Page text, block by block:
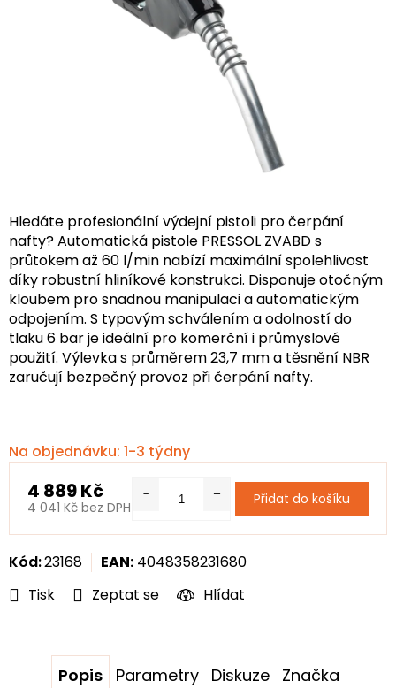
Hledáte profesionální výdejní pistoli pro čerpání
nafty? Automatická pistole PRESSOL ZVABD s
průtokem až 60 l/min nabízí maximální spolehlivost
díky robustní hliníkové konstrukci. Disponuje otočným
kloubem pro snadnou manipulaci a automatickým
odpojením. S typovým schválením a odolností do
tlaku 6 bar je ideální pro komerční i průmyslové
použití. Výlevka s průměrem 23,7 mm a těsnění NBR
zaručují bezpečný provoz při čerpání nafty.
Tisk Zeptat se Hlídat
Kód:23168 EAN: 4048358231680
Na objednávku: 1-3 týdny
4 889 Kč
4 041 Kč bez DPH Přidat do košíku
Popis Parametry Diskuze Značka